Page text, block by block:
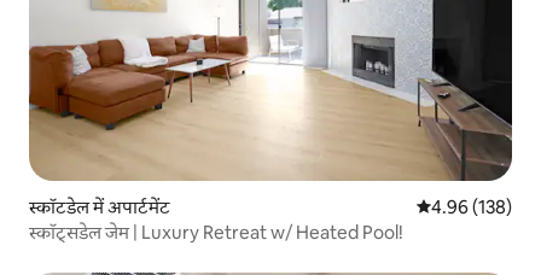
स्कॉटडेल में अपार्टमेंट औसत रेटिंग 5 में से
4.96 (138)
स्कॉट्सडेल जेम | Luxury Retreat w/ Heated Pool!